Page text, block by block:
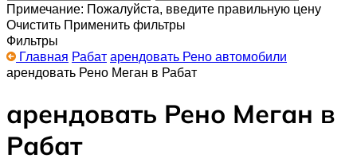
Примечание: Пожалуйста, введите правильную цену
Очистить Применить фильтры
Фильтры
Главная Рабат арендовать Рено автомобили
арендовать Рено Меган в Рабат
арендовать Рено Меган в
Рабат